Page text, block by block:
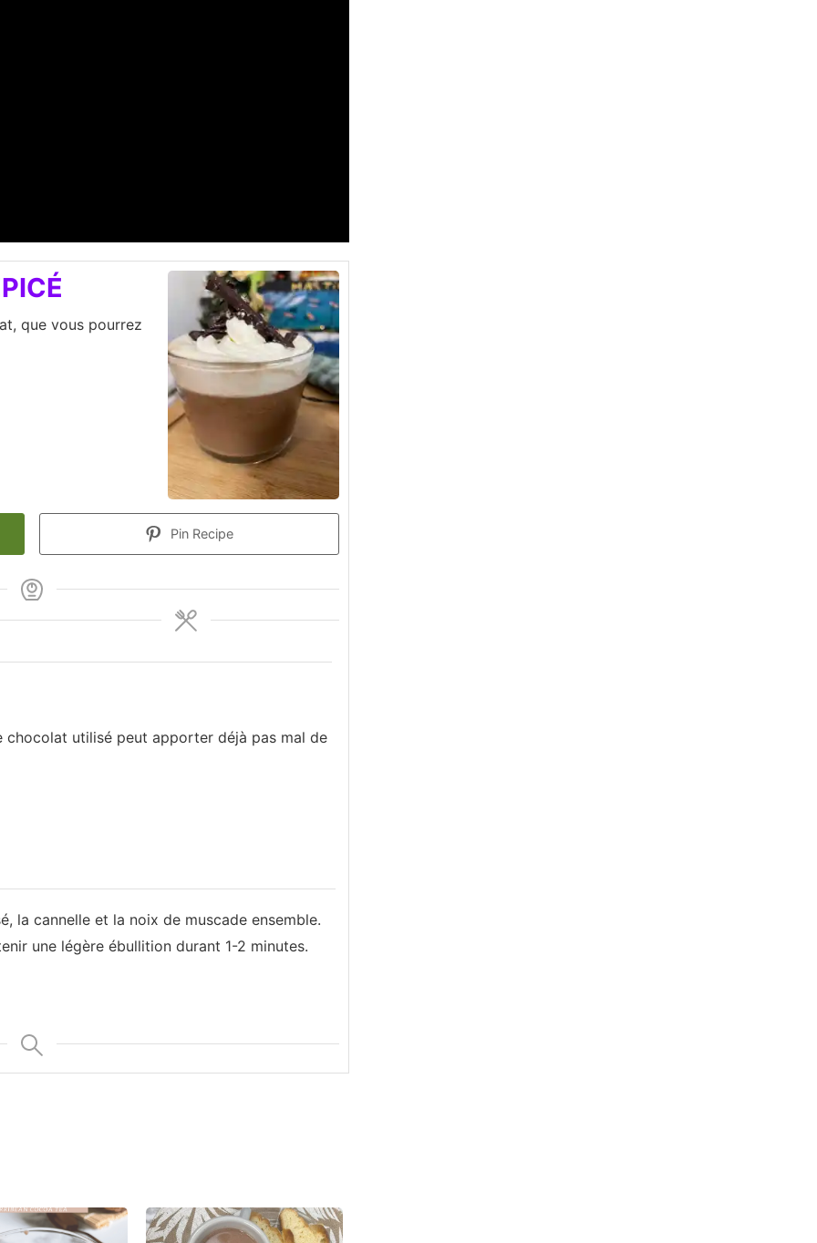
que vous pourrez
Pin Recipe
chocolat utilisé peut apporter déjà pas mal de
la cannelle et la noix de muscade ensemble.
une légère ébullition durant 1-2 minutes.